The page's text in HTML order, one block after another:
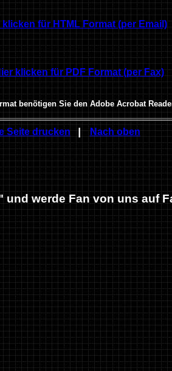
klicken für HTML Format (per Email)
klicken für PDF Format (per Fax)
benötigen Sie den Adobe Acrobat
Seite drucken |Nach oben
und werde Fan von uns auf